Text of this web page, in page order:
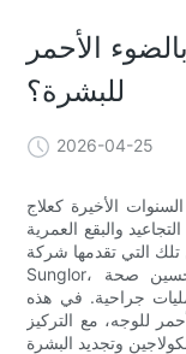
الأحمر
للبشرة؟
2026-04-25
الأخيرة كعلاج
والبقع العمرية
تلك التي تقدمها شركة
Sunglor، يتجه الكثيرون إلى العلاج بالضوء الأحمر لتحسين صحة
جراحية. في هذه
للوجه، مع التركيز